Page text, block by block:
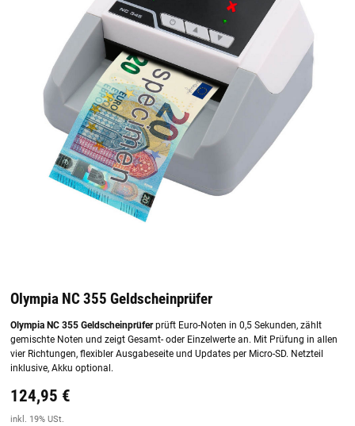
Olympia NC 355 Geldscheinprüfer
Olympia NC 355 Geldscheinprüferprüft Euro-Noten in 0,5 Sekunden, zählt
gemischte Noten und zeigt Gesamt- oder Einzelwerte an. Mit Prüfung in allen
vier Richtungen, flexibler Ausgabeseite und Updates per Micro-SD. Netzteil
inklusive, Akku optional.
Preis: 19,44 €inkl. 19% USt.
124,95 €
inkl. 19% USt.